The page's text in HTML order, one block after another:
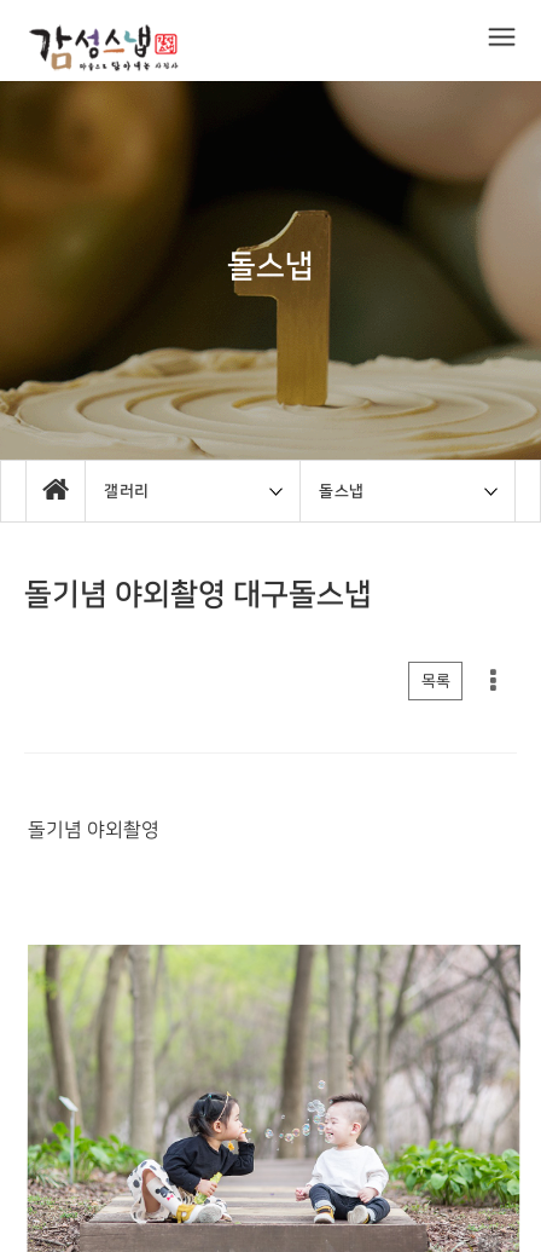
돌스냅
갤러리 돌스냅
돌기념 야외촬영 대구돌스냅
목록
돌기념 야외촬영